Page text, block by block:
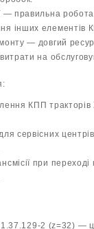
— правильна
інших елементів
— довгий
на
КПП тракторів
сервісних
при
2 (z=32) —